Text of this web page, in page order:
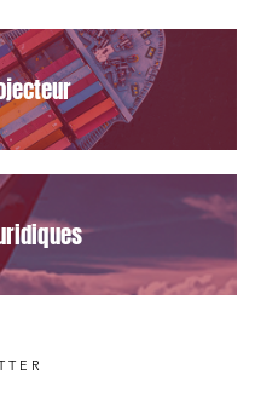
et conformité